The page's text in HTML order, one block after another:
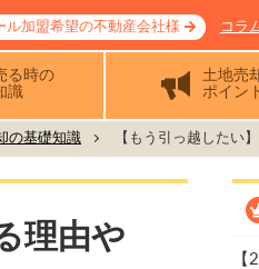
ル加盟希望の不動産会社様 コラ
る時の
識
土地売
ポイン
の基礎知識 【もう引っ越したい
理由や